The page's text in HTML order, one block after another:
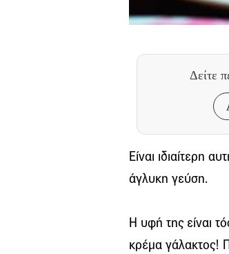
Δείτε
Είναι ιδιαίτερη
άγλυκη γεύση.
Η υφή της είναι
κρέµα γάλακτος!